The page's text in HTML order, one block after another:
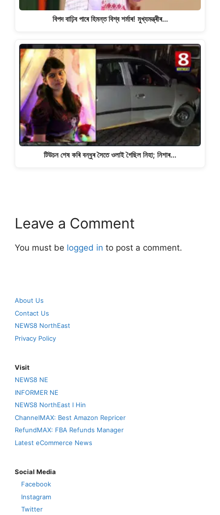
বিপদ বাঢ়িব পাৰে হিমন্ত বিশ্ব শৰ্মাৰ! মুখ্যমন্ত্ৰীৰ…
টিউচন শেষ কৰি বন্ধুৰ সৈতে ওলাই গৈছিল নিহা; নিশাৰ…
Leave a Comment
You must be logged in to post a comment.
About Us
Contact Us
NEWS8 NorthEast
Privacy Policy
Visit
NEWS8 NE
INFORMER NE
NEWS8 NorthEast I Hin
ChannelMAX: Best Amazon Repricer
RefundMAX: FBA Refunds Manager
Latest eCommerce News
Social Media
Facebook
Instagram
Twitter